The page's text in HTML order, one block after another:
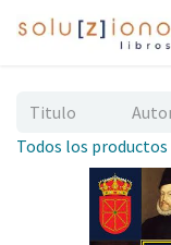
Todos los productos